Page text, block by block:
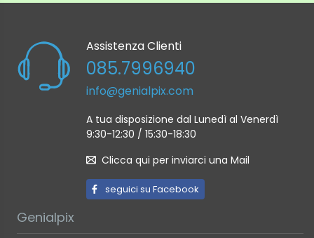
Assistenza Clienti
085.7996940
info@genialpix.com
A tua disposizione dal Lunedì al Venerdì
9:30-12:30 / 15:30-18:30
Clicca qui per inviarci una Mail
seguici su Facebook
Genialpix